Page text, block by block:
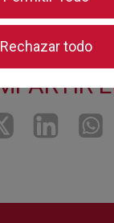
Rechazar todo